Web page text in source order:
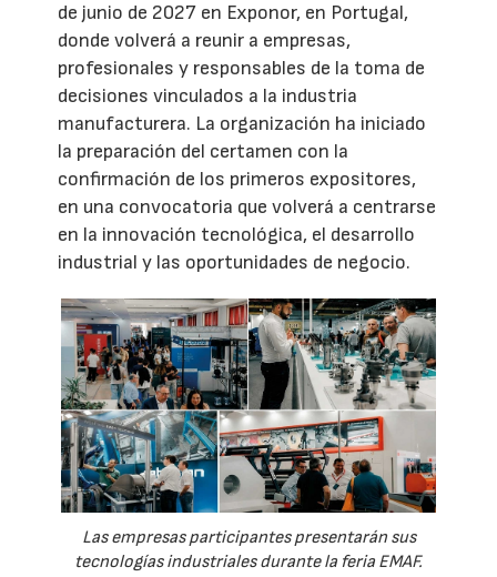
de junio de 2027 en Exponor, en Portugal,
donde volverá a reunir a empresas,
profesionales y responsables de la toma de
decisiones vinculados a la industria
manufacturera. La organización ha iniciado
la preparación del certamen con la
confirmación de los primeros expositores,
en una convocatoria que volverá a centrarse
en la innovación tecnológica, el desarrollo
industrial y las oportunidades de negocio.
Las empresas participantes presentarán sus
tecnologías industriales durante la feria EMAF.